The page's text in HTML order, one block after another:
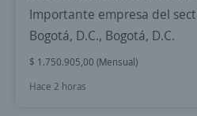
Importante empresa del
Bogotá, D.C., Bogotá, D.C.
$ 1.750.905,00 (Mensual)
Hace 2 horas